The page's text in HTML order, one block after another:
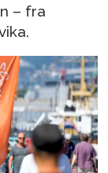
– fra